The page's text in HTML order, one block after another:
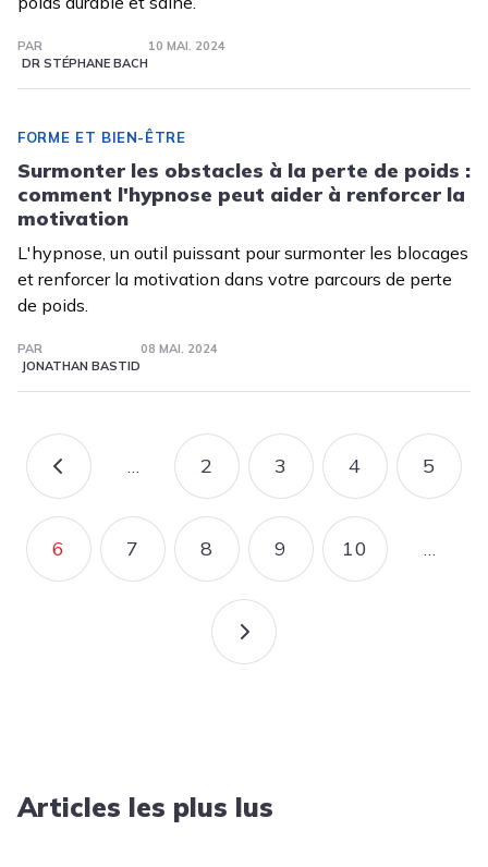
PAR
DR STÉPHANE BACH
10 MAI. 2024
FORME ET BIEN-ÊTRE
Surmonter les obstacles à la perte de poids :
comment l'hypnose peut aider à renforcer la
motivation
L'hypnose, un outil puissant pour surmonter les blocages
et renforcer la motivation dans votre parcours de perte
de poids.
PAR
JONATHAN BASTID
08 MAI. 2024
Pagination
PAGE PRÉCÉDENTE
PAGE
2 PAGE
3 PAGE
4 PAGE
5
PAGE COURANTE
6 PAGE
7 PAGE
8 PAGE
9 PAGE
10
PAGE SUIVANTE
Articles les plus lus